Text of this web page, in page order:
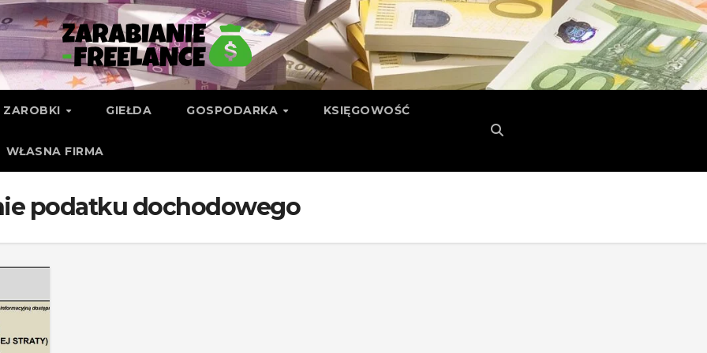
ZAROBKI GIEŁDA GOSPODARKA KSIĘGOWOŚĆ
WŁASNA FIRMA
podatku dochodowego